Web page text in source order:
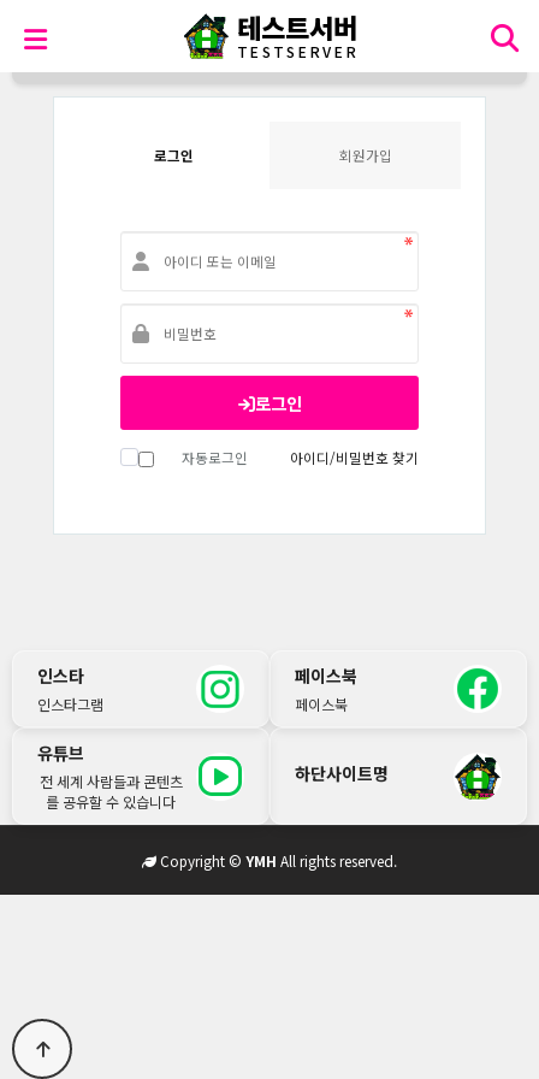
테스트서버
TE S TS E RVE R Login
로그인 회원가입
로그인
자동로그인 아이디/비밀번호 찾기
인스타
인스타그램
페이스북
페이스북
유튜브
전 세계 사람들과 콘텐츠
를 공유할 수 있습니다
하단사이트명
Copyright © YMH All rights reserved.